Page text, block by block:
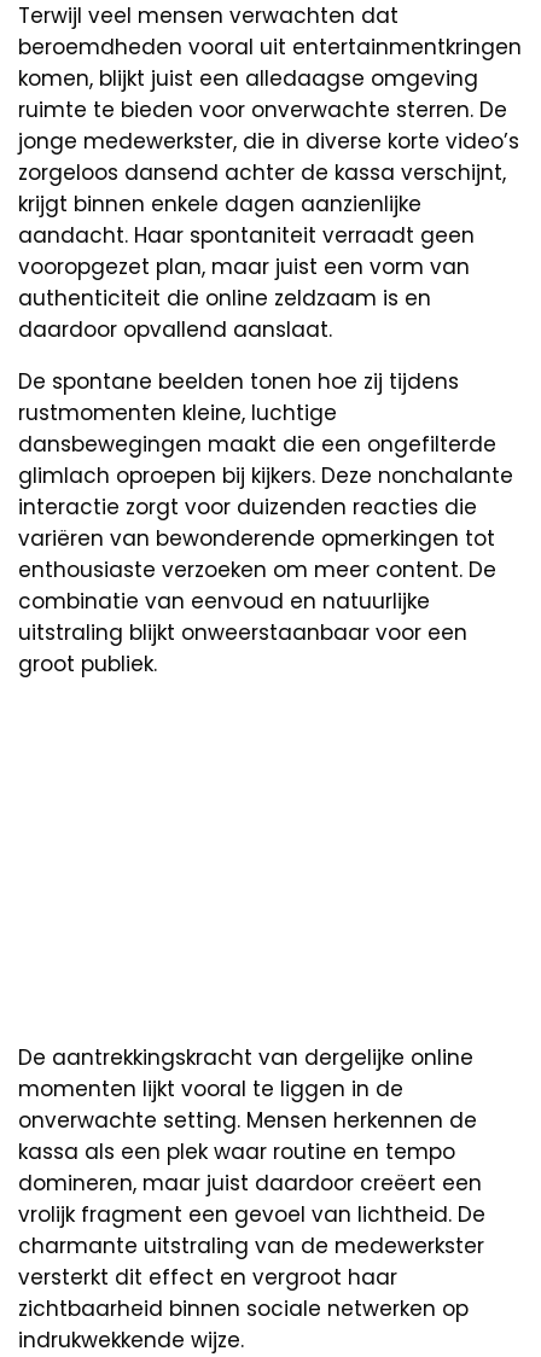
Terwijl veel mensen verwachten dat
beroemdheden vooral uit entertainmentkringen
komen, blijkt juist een alledaagse omgeving
ruimte te bieden voor onverwachte sterren. De
jonge medewerkster, die in diverse korte video’s
zorgeloos dansend achter de kassa verschijnt,
krijgt binnen enkele dagen aanzienlijke
aandacht. Haar spontaniteit verraadt geen
vooropgezet plan, maar juist een vorm van
authenticiteit die online zeldzaam is en
daardoor opvallend aanslaat.
De spontane beelden tonen hoe zij tijdens
rustmomenten kleine, luchtige
dansbewegingen maakt die een ongefilterde
glimlach oproepen bij kijkers. Deze nonchalante
interactie zorgt voor duizenden reacties die
variëren van bewonderende opmerkingen tot
enthousiaste verzoeken om meer content. De
combinatie van eenvoud en natuurlijke
uitstraling blijkt onweerstaanbaar voor een
groot publiek.
De aantrekkingskracht van dergelijke online
momenten lijkt vooral te liggen in de
onverwachte setting. Mensen herkennen de
kassa als een plek waar routine en tempo
domineren, maar juist daardoor creëert een
vrolijk fragment een gevoel van lichtheid. De
charmante uitstraling van de medewerkster
versterkt dit effect en vergroot haar
zichtbaarheid binnen sociale netwerken op
indrukwekkende wijze.